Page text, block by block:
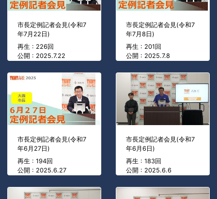
市長定例記者会見(令和7
年7月22日)
再生 : 226回
公開 : 2025.7.22
市長定例記者会見(令和7
年7月8日)
再生 : 201回
公開 : 2025.7.8
市長定例記者会見(令和7
年6月27日)
再生 : 194回
公開 : 2025.6.27
市長定例記者会見(令和7
年6月6日)
再生 : 183回
公開 : 2025.6.6